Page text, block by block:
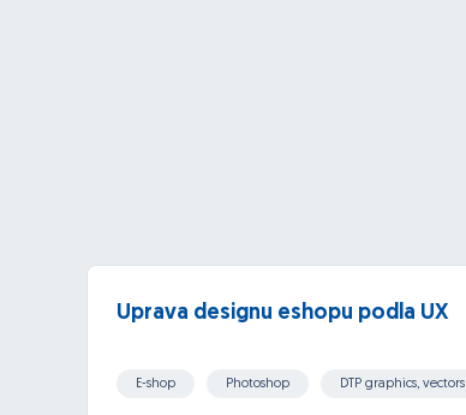
Uprava designu eshopu podla UX
E-shop Photoshop DTP graphics, vectors